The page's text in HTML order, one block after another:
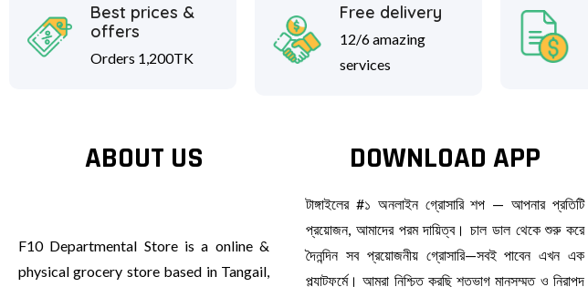
Best prices &
offers
Orders 1,200TK
Free delivery
12/6 amazing
services
ABOUT US
F10 Departmental Store is a online &
physical grocery store based in Tangail,
DOWNLOAD APP
টাঙ্গাইলের #১ অনলাইন গ্রোসারি শপ — আপনার প্রতিটি
প্রয়োজন, আমাদের পরম দায়িত্ব। চাল ডাল থেকে শুরু করে
দৈনন্দিন সব প্রয়োজনীয় গ্রোসারি—সবই পাবেন এখন এক
প্ল্যাটফর্মে। আমরা নিশ্চিত করছি শতভাগ মানসম্মত ও নিরাপদ